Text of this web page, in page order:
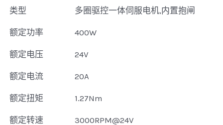
类型 多圈驱控一体伺服电机,内置抱闸
额定功率 400W
额定电压 24V
额定电流 20A
额定扭矩 1.27Nm
额定转速 3000RPM@24V